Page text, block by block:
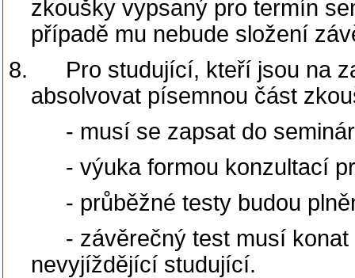
zkoušky vypsaný pro termín
případě mu nebude složení
8.
Pro studující, kteří jsou na
absolvovat písemnou část
- musí se zapsat do
- výuka formou konzultací
- průběžné testy budou
- závěrečný test musí
nevyjíždějící studující.